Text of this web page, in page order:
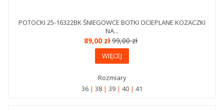
POTOCKI 25-16322BK ŚNIEGOWCE BOTKI OCIEPLANE KOZACZKI
NA...
89,00 zł99,00 zł
WIĘCEJ
Rozmiary
36
38 39 40 41